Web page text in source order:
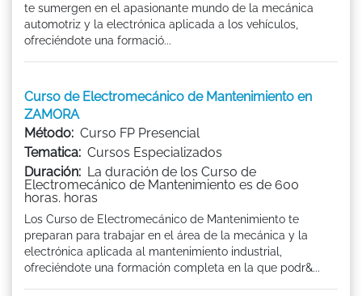
te sumergen en el apasionante mundo de la mecánica
automotriz y la electrónica aplicada a los vehículos,
ofreciéndote una formació...
Curso de Electromecánico de Mantenimiento en
ZAMORA
Método: Curso FP Presencial
Tematica: Cursos Especializados
Duración: La duración de los Curso de
Electromecánico de Mantenimiento es de 600
horas. horas
Los Curso de Electromecánico de Mantenimiento te
preparan para trabajar en el área de la mecánica y la
electrónica aplicada al mantenimiento industrial,
ofreciéndote una formación completa en la que podr&...